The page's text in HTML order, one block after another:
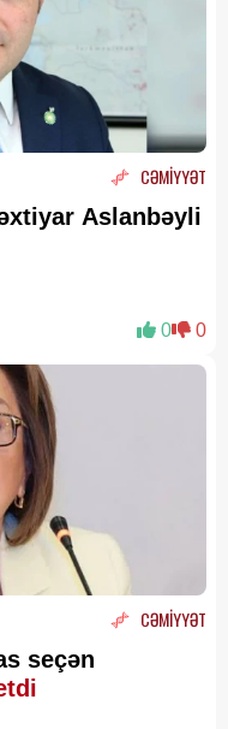
CƏMİYYƏT
Aslanbəyli
0 0
CƏMİYYƏT
seçən